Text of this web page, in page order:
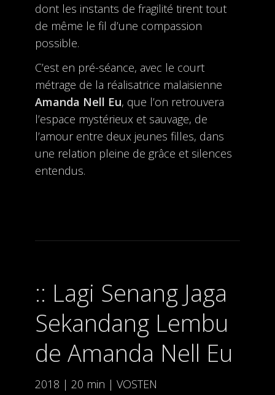
dont les instants de fragilité tirent tout
de même le fil d’une compassion
possible.
C’est en pré-séance, avec le court
métrage de la réalisatrice malaisienne
Amanda Nell Eu, que l’on retrouvera
l’espace mystérieux et sauvage, de
l’amour entre deux jeunes filles, dans
une relation pleine de grâce et silences
entendus.
Lagi Senang Jaga
Sekandang Lembu
de Amanda Nell Eu
2018 | 20 min | VOSTEN